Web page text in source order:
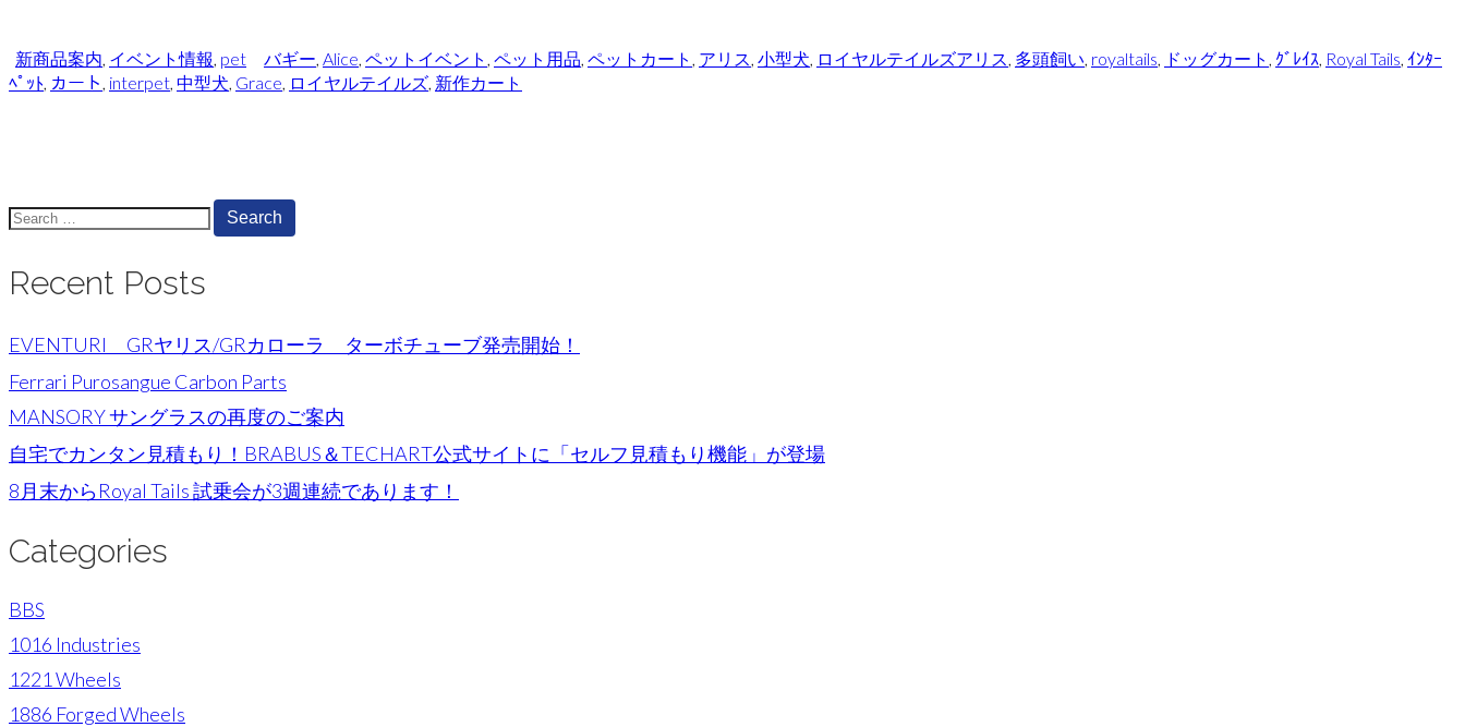
新商品案内, イベント情報, pet バギー, Alice, ペットイベント , ペット用品, ペットカート , アリス, 小型犬, ロイヤルテイルズアリス, 多頭飼い, royaltails, ドッグカート , ｸﾞﾚｲｽ, Royal Tails, ｲﾝﾀｰ
ﾍﾟｯﾄ, カート , interpet, 中型犬, Grace, ロイヤルテイルズ, 新作カート
Search
for:
Recent Posts
EVENTURI GRヤリス/GRカローラ ターボチューブ発売開始！
Ferrari Purosangue Carbon Parts
MANSORY サングラスの再度のご案内
自宅でカンタン見積もり！BRABUS＆TECHART公式サイトに「セルフ見積もり機能」が登場
8月末からRoyal Tails 試乗会が3週連続であります！
Categories
BBS
1016 Industries
1221 Wheels
1886 Forged Wheels